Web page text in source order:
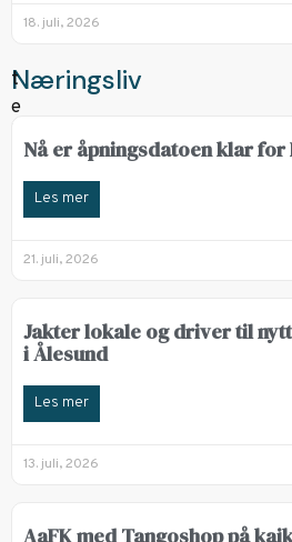
18. juli, 2026
Næringsliv
Nå er åpningsdatoen klar for
Les mer
21. juli, 2026
Jakter lokale og driver til
i Ålesund
Les mer
13. juli, 2026
AaFK med Tangoshop på